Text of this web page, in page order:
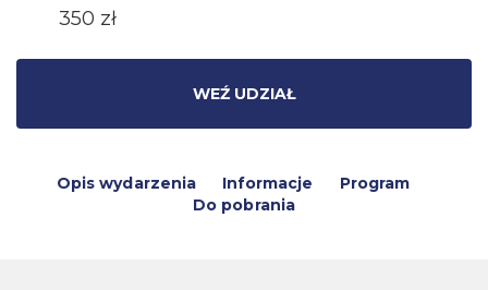
350 zł
WEŹ UDZIAŁ
Opis wydarzenia Informacje
Program
Do pobrania